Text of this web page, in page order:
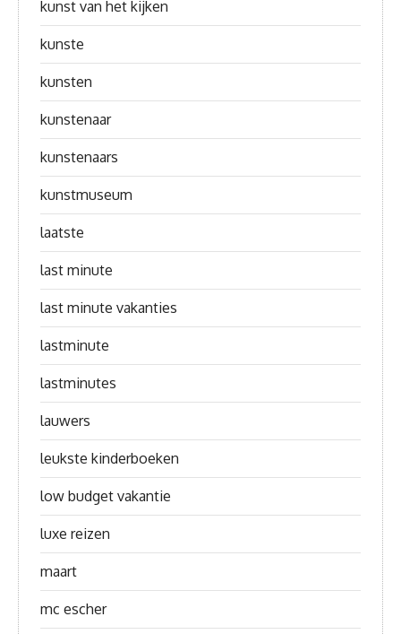
kunst van het kijken
kunste
kunsten
kunstenaar
kunstenaars
kunstmuseum
laatste
last minute
last minute vakanties
lastminute
lastminutes
lauwers
leukste kinderboeken
low budget vakantie
luxe reizen
maart
mc escher